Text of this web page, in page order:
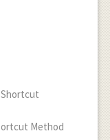
Method